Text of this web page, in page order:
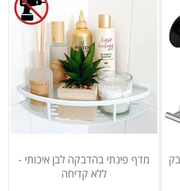
מדף פינתי בהדבקה לבן איכותי -
ללא קדיחה